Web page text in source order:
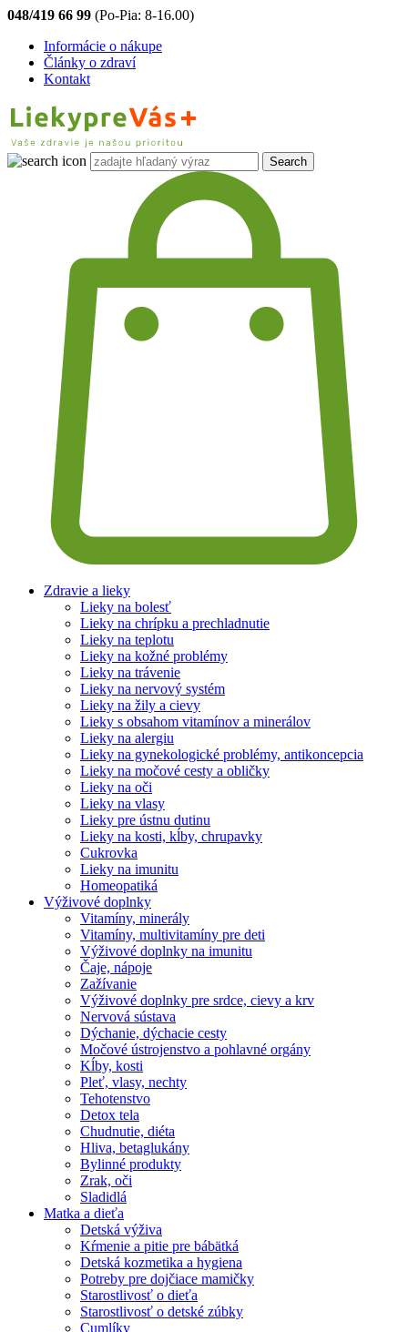
048/419 66 99 (Po-Pia: 8-16.00)
Informácie o nákupe
Články o zdraví
Kontakt
Zdravie a lieky
Lieky na bolesť
Lieky na chrípku a prechladnutie
Lieky na teplotu
Lieky na kožné problémy
Lieky na trávenie
Lieky na nervový systém
Lieky na žily a cievy
Lieky s obsahom vitamínov a minerálov
Lieky na alergiu
Lieky na gynekologické problémy, antikoncepcia
Lieky na močové cesty a obličky
Lieky na oči
Lieky na vlasy
Lieky pre ústnu dutinu
Lieky na kosti, kĺby, chrupavky
Cukrovka
Lieky na imunitu
Homeopatiká
Výživové doplnky
Vitamíny, minerály
Vitamíny, multivitamíny pre deti
Výživové doplnky na imunitu
Čaje, nápoje
Zažívanie
Výživové doplnky pre srdce, cievy a krv
Nervová sústava
Dýchanie, dýchacie cesty
Močové ústrojenstvo a pohlavné orgány
Kĺby, kosti
Pleť, vlasy, nechty
Tehotenstvo
Detox tela
Chudnutie, diéta
Hliva, betaglukány
Bylinné produkty
Zrak, oči
Sladidlá
Matka a dieťa
Detská výživa
Kŕmenie a pitie pre bábätká
Detská kozmetika a hygiena
Potreby pre dojčiace mamičky
Starostlivosť o dieťa
Starostlivosť o detské zúbky
Cumlíky